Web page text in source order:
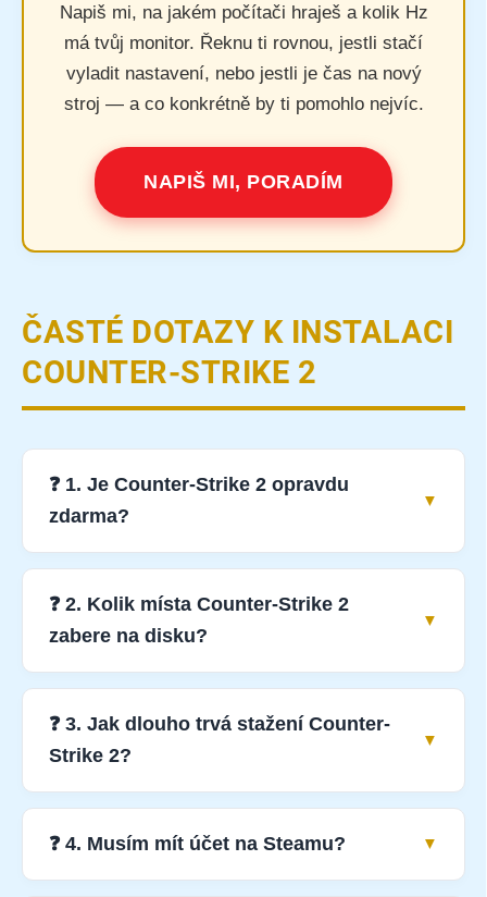
Napiš mi, na jakém počítači hraješ a kolik Hz
má tvůj monitor. Řeknu ti rovnou, jestli stačí
vyladit nastavení, nebo jestli je čas na nový
stroj — a co konkrétně by ti pomohlo nejvíc.
NAPIŠ MI, PORADÍM
ČASTÉ DOTAZY K INSTALACI
COUNTER-STRIKE 2
❓ 1. Je Counter-Strike 2 opravdu
zdarma?
❓ 2. Kolik místa Counter-Strike 2
zabere na disku?
❓ 3. Jak dlouho trvá stažení Counter-
Strike 2?
❓ 4. Musím mít účet na Steamu?